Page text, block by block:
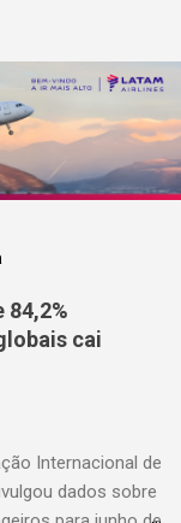
84,2%
cai
Internacional de
dados sobre